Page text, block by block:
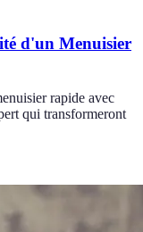
d'un Menuisier
rapide avec
qui transformeront